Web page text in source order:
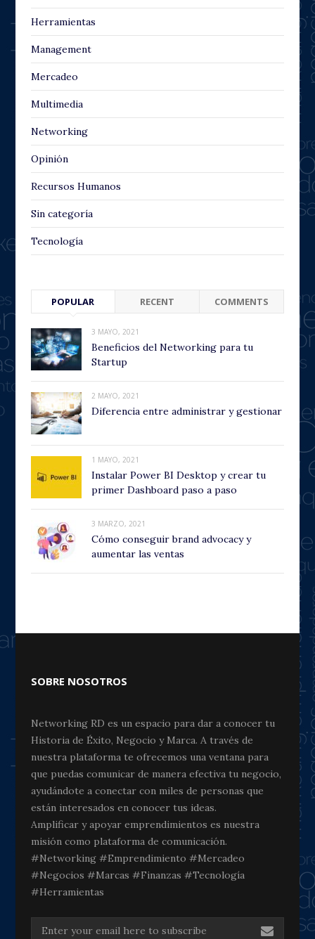
Herramientas
Management
Mercadeo
Multimedia
Networking
Opinión
Recursos Humanos
Sin categoría
Tecnología
POPULAR RECENT COMMENTS
3 MAYO, 2021
Beneficios del Networking para tu
Startup
2 MAYO, 2021
Diferencia entre administrar y gestionar
1 MAYO, 2021
Instalar Power BI Desktop y crear tu
primer Dashboard paso a paso
3 MARZO, 2021
Cómo conseguir brand advocacy y
aumentar las ventas
SOBRE NOSOTROS
Networking RD es un espacio para dar a conocer tu
Historia de Éxito, Negocio y Marca. A través de
nuestra plataforma te ofrecemos una ventana para
que puedas comunicar de manera efectiva tu negocio,
ayudándote a conectar con miles de personas que
están interesados en conocer tus ideas.
Amplificar y apoyar emprendimientos es nuestra
misión como plataforma de comunicación.
#Networking #Emprendimiento #Mercadeo
#Negocios #Marcas #Finanzas #Tecnología
#Herramientas